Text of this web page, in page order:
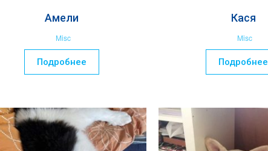
Амели
Misc
Подробнее
Кася
Misc
Подробнее